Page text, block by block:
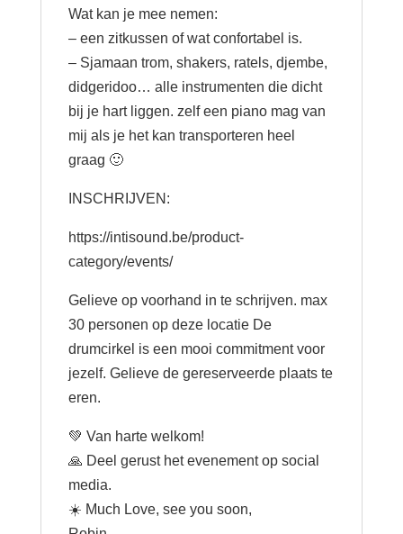
Wat kan je mee nemen:
– een zitkussen of wat confortabel is.
– Sjamaan trom, shakers, ratels, djembe,
didgeridoo… alle instrumenten die dicht
bij je hart liggen. zelf een piano mag van
mij als je het kan transporteren heel
graag 🙂
INSCHRIJVEN:
https://intisound.be/product-
category/events/
Gelieve op voorhand in te schrijven. max
30 personen op deze locatie De
drumcirkel is een mooi commitment voor
jezelf. Gelieve de gereserveerde plaats te
eren.
💚 Van harte welkom!
🙏 Deel gerust het evenement op social
media.
☀️ Much Love, see you soon,